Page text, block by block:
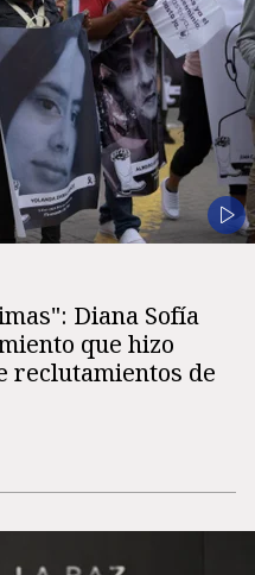
Diana Sofía
que hizo
reclutamientos de